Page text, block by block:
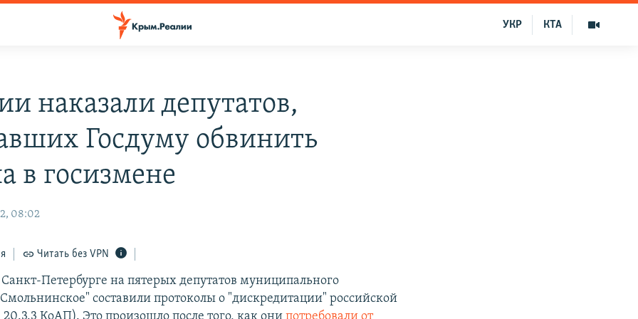
КТА
УКР
наказали депутатов,
Госдуму обвинить
в госизмене
08:02
Читать без VPN
Петербурге на пятерых депутатов муниципального
составили протоколы о "дискредитации" российской